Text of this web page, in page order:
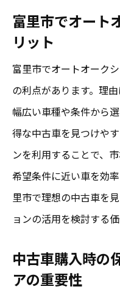
富里市でオート
リット
富里市でオートオーク
の利点があります。理
幅広い車種や条件から
得な中古車を見つけや
ンを利用することで、
希望条件に近い車を効
里市で理想の中古車を
ョンの活用を検討する価
中古車購入時の
アの重要性